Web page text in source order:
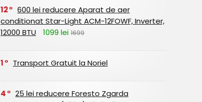
12
600 lei reducere Aparat de aer
conditionat Star-Light ACM-12FOWF, Inverter,
12000 BTU
1099 lei 1699
1 Transport Gratuit la Noriel
4
25 lei reducere Foresto Zgarda